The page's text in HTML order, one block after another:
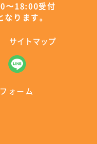
〜18:00受付
ります。
サイトマップ
ォーム